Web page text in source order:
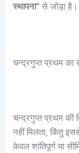
स्थापना” से जोड़ा है।
चन्द्रगुप्त प्रथम का
चन्द्रगुप्त प्रथम की
नहीं मिलता, किंतु
केवल शांतिपूर्ण या